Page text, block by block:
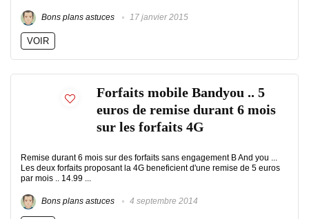
Bons plans astuces 17 janvier 2015
VOIR
Forfaits mobile Bandyou .. 5
euros de remise durant 6 mois
sur les forfaits 4G
Remise durant 6 mois sur des forfaits sans engagement B And you ...
Les deux forfaits proposant la 4G beneficient d'une remise de 5 euros
par mois .. 14.99 ...
Bons plans astuces 4 septembre 2014